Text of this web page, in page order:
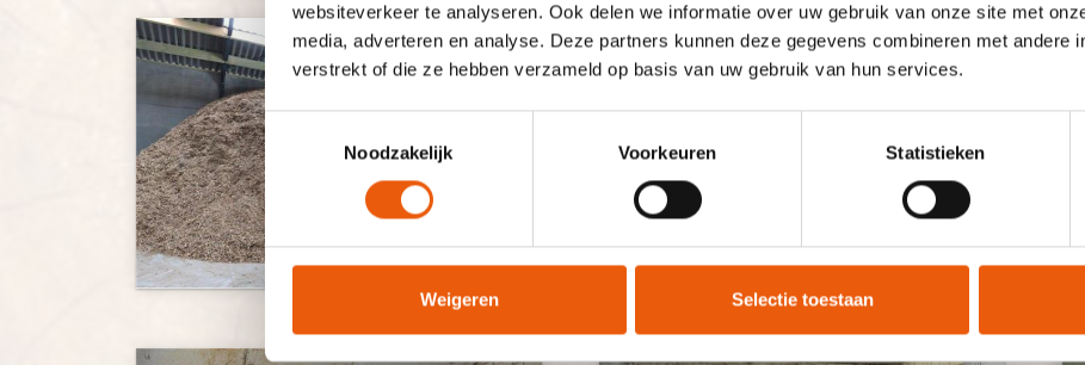
websiteverkeer te analyseren. Ook delen we informatie over uw gebruik van onze site met
media, adverteren en analyse. Deze partners kunnen deze gegevens combineren met andere
verstrekt of die ze hebben verzameld op basis van uw gebruik van hun services.
Toestemmingsselectie
Noodzakelijk
Voorkeuren Statistieken
Weigeren Selectie toestaan